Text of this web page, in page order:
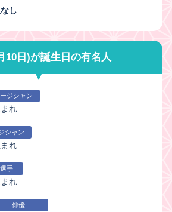
し
10日)が誕生日の有名人
ジシャン
れ
シャン
れ
手
れ
俳優